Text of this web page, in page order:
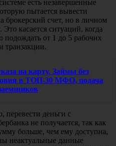
есть незавершенные
пытается вывести
брокерский счет, но в личном
касается ситуаций, когда
от 1 до 5 рабочих
транзакции.
на карту. Займы без
в ТОП-30 МФО, подача
деньги с
не получается, так как
больше, чем ему доступна,
неактуальные данные